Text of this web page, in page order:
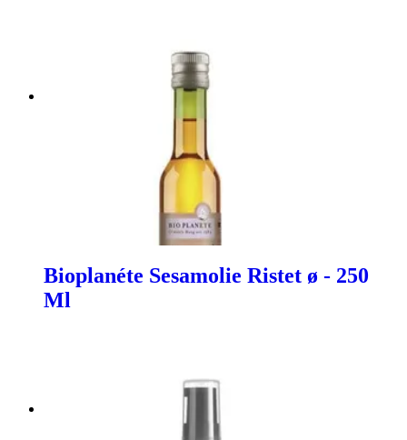
Bioplanéte Sesamolie Ristet ø - 250
Ml